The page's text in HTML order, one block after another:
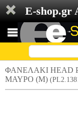
E-shop.gr
ΦΑΝΕΛΑΚΙ HEAD
ΜΑΥΡΟ (M)